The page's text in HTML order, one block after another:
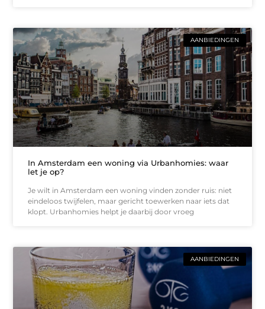
AANBIEDINGEN
In Amsterdam een woning via Urbanhomies: waar
let je op?
Je wilt in Amsterdam een woning vinden zonder ruis: niet
eindeloos twijfelen, maar gericht toewerken naar iets dat
klopt. Urbanhomies helpt je daarbij door vroeg
AANBIEDINGEN